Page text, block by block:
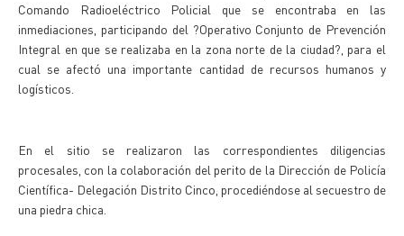
Comando Radioeléctrico Policial que se encontraba en las
inmediaciones, participando del ?Operativo Conjunto de Prevención
Integral en que se realizaba en la zona norte de la ciudad?, para el
cual se afectó una importante cantidad de recursos humanos y
logísticos.
En el sitio se realizaron las correspondientes diligencias
procesales, con la colaboración del perito de la Dirección de Policía
Científica- Delegación Distrito Cinco, procediéndose al secuestro de
una piedra chica.